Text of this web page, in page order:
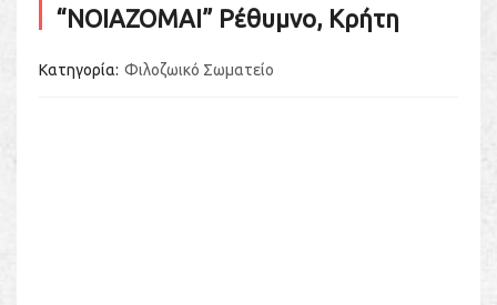
“ΝΟΙΑΖΟΜΑΙ” Ρέθυμνο, Κρήτη
Κατηγορία Φιλοζωικό Σωματείο